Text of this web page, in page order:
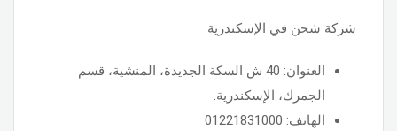
شركة شحن في الإسكندرية
العنوان: 40 ش السكة الجديدة، المنشية، قسم
الجمرك، الإسكندرية.
الهاتف: 01221831000